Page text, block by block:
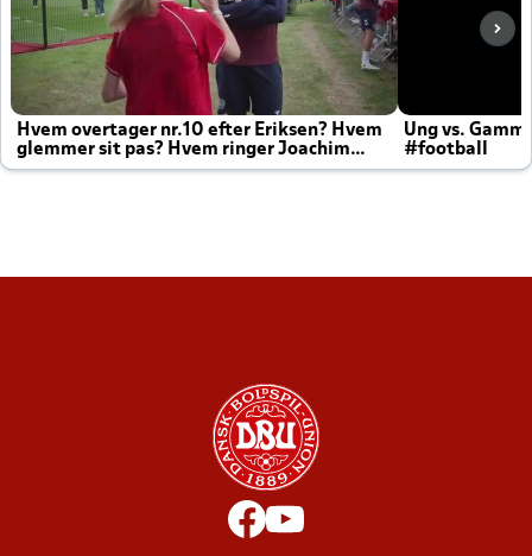
Hvem overtager nr.10 efter Eriksen? Hvem
glemmer sit pas? Hvem ringer Joachim
altid til efter kampe?
Ung vs.
#football